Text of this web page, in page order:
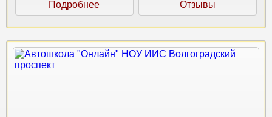
Подробнее Отзывы